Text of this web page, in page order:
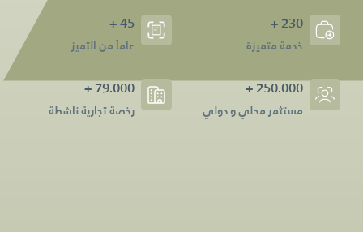
230 +
خدمة متميزة
45 +
عاماً من التميز
250.000 +
مستثمر محلي و دولي
79.000 +
رخصة تجارية ناشطة